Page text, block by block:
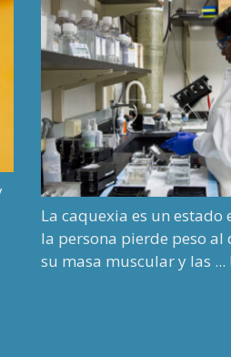
Posted on 03/05/2011
Permitir que los